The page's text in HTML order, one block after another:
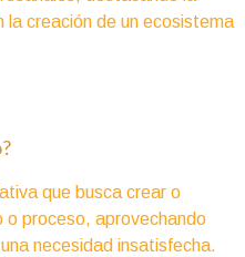
creación de un ecosistema
que busca crear o
o proceso, aprovechando
necesidad insatisfecha.